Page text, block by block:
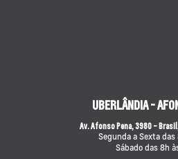
UBERLÂNDIA -
Av. Afonso Pena, 3980 -
Segunda a Sexta das
Sábado das 8h